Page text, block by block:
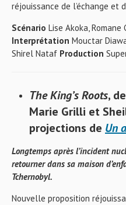
réjouissance de l’échange et
Scénario Lise Akoka,
Interprétation Mouctar
Shirel Nataf Production
The King’s Roots,
Marie Grilli et
projections de Un
Longtemps après l’incident
retourner dans sa maison
Tchernobyl.
Nouvelle proposition